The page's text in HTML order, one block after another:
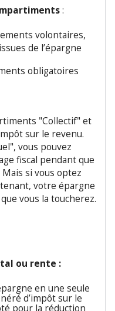
:
volontaires,
de l’épargne
obligatoires
"Collectif" et
sur le revenu.
vous pouvez
fiscal pendant que
si vous optez
votre épargne
vous la toucherez.
ou rente :
en une seule
d’impôt sur le